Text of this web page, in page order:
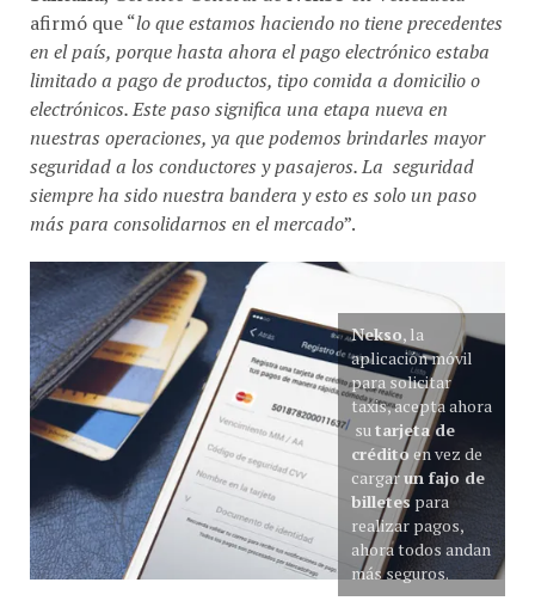
afirmó que “lo que estamos haciendo no tiene precedentes
en el país, porque hasta ahora el pago electrónico estaba
limitado a pago de productos, tipo comida a domicilio o
electrónicos. Este paso significa una etapa nueva en
nuestras operaciones, ya que podemos brindarles mayor
seguridad a los conductores y pasajeros. La seguridad
siempre ha sido nuestra bandera y esto es solo un paso
más para consolidarnos en el mercado”.
Nekso, la
aplicación móvil
para solicitar
taxis, acepta ahora
sutarjeta de
crédito en vez de
cargarun fajo de
billetespara
realizar pagos,
ahora todos andan
más seguros.